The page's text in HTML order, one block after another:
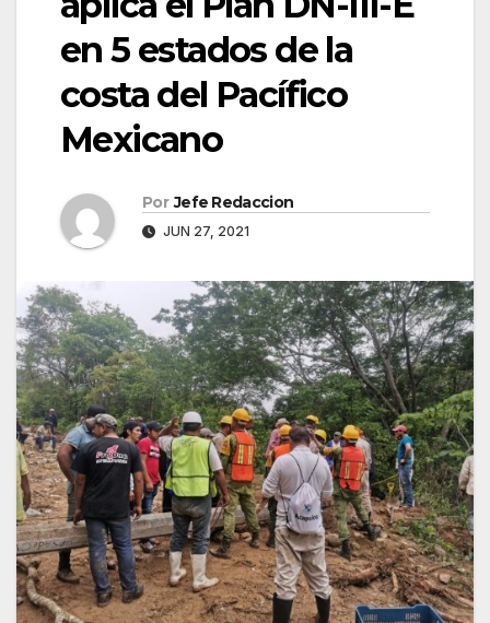
en 5 estados de la
costa del Pacífico
Mexicano
Por Jefe Redaccion
JUN 27, 2021